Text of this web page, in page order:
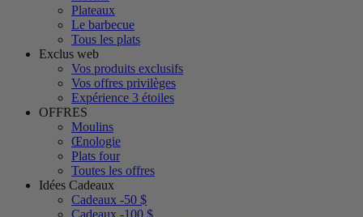
Plateaux
Le barbecue
Tous les plats
Exclus web
Vos produits exclusifs
Vos offres privilèges
Expérience 3 étoiles
OFFRES
Moulins
Œnologie
Plats four
Toutes les offres
Idées Cadeaux
Cadeaux -50 $
Cadeaux -100 $